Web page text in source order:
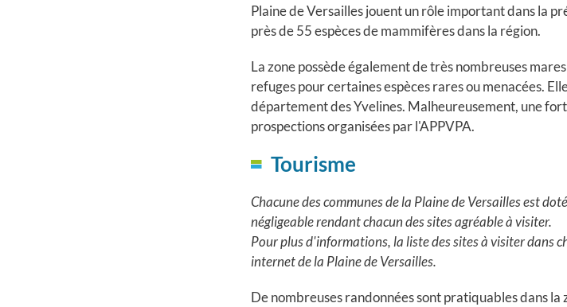
Plaine de Versailles jouent un rôle important dans la
près de 55 espèces de mammifères dans la région.
La zone possède également de très nombreuses
refuges pour certaines espèces rares ou menacées.
département des Yvelines. Malheureusement, une
prospections organisées par l'APPVPA.
Tourisme
Chacune des communes de la Plaine de Versailles est
négligeable rendant chacun des sites agréable à visiter.
Pour plus d'informations, la liste des sites à visiter dans
internet de la Plaine de Versailles.
De nombreuses randonnées sont pratiquables dans la